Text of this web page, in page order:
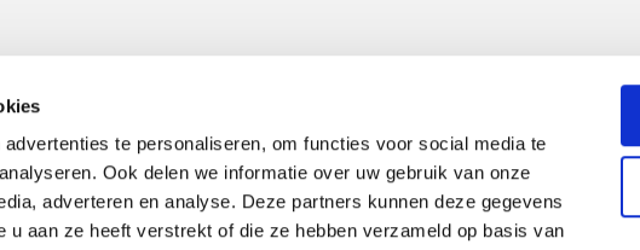
te personaliseren, om functies voor social media te
Ook delen we informatie over uw gebruik van onze
adverteren en analyse. Deze partners kunnen deze gegevens
u aan ze heeft verstrekt of die ze hebben verzameld op basis van